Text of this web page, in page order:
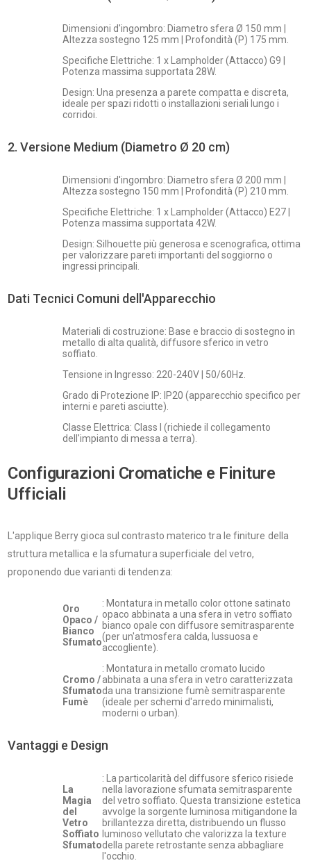
Dimensioni d'ingombro: Diametro sfera Ø 150 mm |
Altezza sostegno 125 mm | Profondità (P) 175 mm.
Specifiche Elettriche: 1 x Lampholder (Attacco) G9 |
Potenza massima supportata 28W.
Design: Una presenza a parete compatta e discreta,
ideale per spazi ridotti o installazioni seriali lungo i
corridoi.
2. Versione Medium (Diametro Ø 20 cm)
Dimensioni d'ingombro: Diametro sfera Ø 200 mm |
Altezza sostegno 150 mm | Profondità (P) 210 mm.
Specifiche Elettriche: 1 x Lampholder (Attacco) E27 |
Potenza massima supportata 42W.
Design: Silhouette più generosa e scenografica, ottima
per valorizzare pareti importanti del soggiorno o
ingressi principali.
Dati Tecnici Comuni dell'Apparecchio
Materiali di costruzione: Base e braccio di sostegno in
metallo di alta qualità, diffusore sferico in vetro
soffiato.
Tensione in Ingresso: 220-240V | 50/60Hz.
Grado di Protezione IP: IP20 (apparecchio specifico per
interni e pareti asciutte).
Classe Elettrica: Class I (richiede il collegamento
dell'impianto di messa a terra).
Configurazioni Cromatiche e Finiture
Ufficiali
L'applique Berry gioca sul contrasto materico tra le finiture della
struttura metallica e la sfumatura superficiale del vetro,
proponendo due varianti di tendenza:
Oro
Opaco /
Bianco
Sfumato
: Montatura in metallo color ottone satinato
opaco abbinata a una sfera in vetro soffiato
bianco opale con diffusore semitrasparente
(per un'atmosfera calda, lussuosa e
accogliente).
Cromo /
Sfumato
Fumè
: Montatura in metallo cromato lucido
abbinata a una sfera in vetro caratterizzata
da una transizione fumè semitrasparente
(ideale per schemi d'arredo minimalisti,
moderni o urban).
Vantaggi e Design
La
Magia
del
Vetro
Soffiato
Sfumato
: La particolarità del diffusore sferico risiede
nella lavorazione sfumata semitrasparente
del vetro soffiato. Questa transizione estetica
avvolge la sorgente luminosa mitigandone la
brillantezza diretta, distribuendo un flusso
luminoso vellutato che valorizza la texture
della parete retrostante senza abbagliare
l'occhio.